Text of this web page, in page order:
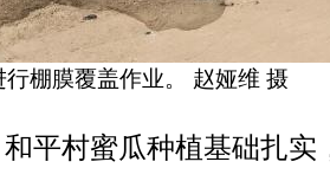
行棚膜覆盖作业。 赵娅维 摄
村蜜瓜种植基础扎实